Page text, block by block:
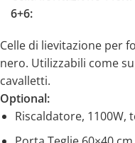
6+6:
Celle di lievitazione per
nero. Utilizzabili come
cavalletti.
Optional:
Riscaldatore, 1100W,